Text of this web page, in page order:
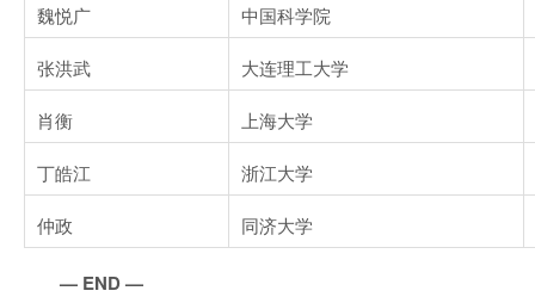
魏悦广 中国科学院
张洪武 大连理工大学
肖衡 上海大学
丁皓江 浙江大学
仲政 同济大学
— END —